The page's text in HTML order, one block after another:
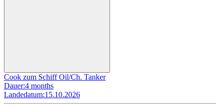
Cook zum Schiff Oil/Ch. Tanker
Dauer:4 months
Landedatum:15.10.2026